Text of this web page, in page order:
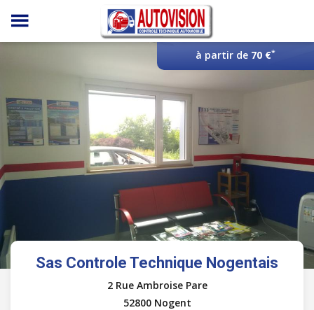
Panneau de gestion des cookies
à partir de 70 €*
Sas Controle Technique Nogentais
2 Rue Ambroise Pare
52800 Nogent